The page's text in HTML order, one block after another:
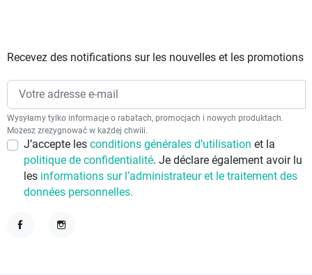
Recevez des notifications sur les nouvelles et les promotions
Wysyłamy tylko informacje o rabatach, promocjach i nowych produktach.
Możesz zrezygnować w każdej chwili.
J’accepte les conditions générales d’utilisation et la
politique de confidentialité. Je déclare également avoir lu
les informations sur l’administrateur et le traitement des
données personnelles.